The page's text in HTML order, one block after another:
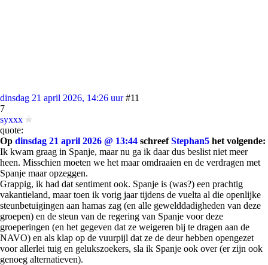
dinsdag 21 april 2026, 14:26 uur #11
7
syxxx
quote:
Op dinsdag 21 april 2026 @ 13:44 schreefStephan5 het volgende:
Ik kwam graag in Spanje, maar nu ga ik daar dus beslist niet meer
heen. Misschien moeten we het maar omdraaien en de verdragen met
Spanje maar opzeggen.
Grappig, ik had dat sentiment ook. Spanje is (was?) een prachtig
vakantieland, maar toen ik vorig jaar tijdens de vuelta al die openlijke
steunbetuigingen aan hamas zag (en alle gewelddadigheden van deze
groepen) en de steun van de regering van Spanje voor deze
groeperingen (en het gegeven dat ze weigeren bij te dragen aan de
NAVO) en als klap op de vuurpijl dat ze de deur hebben opengezet
voor allerlei tuig en gelukszoekers, sla ik Spanje ook over (er zijn ook
genoeg alternatieven).